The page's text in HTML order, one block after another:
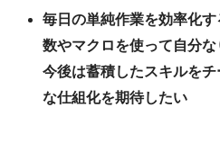
毎日の単純作業を効率化
数やマクロを使って自分な
今後は蓄積したスキルを
な仕組化を期待したい